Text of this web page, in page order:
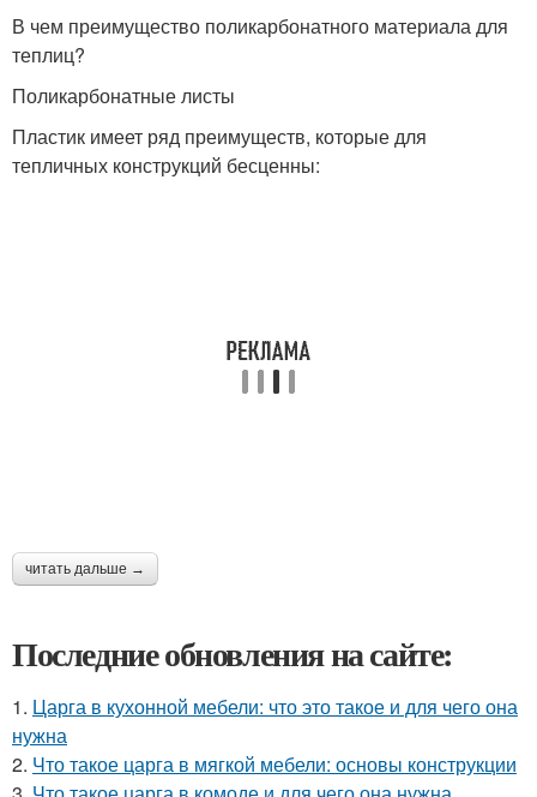
В чем преимущество поликарбонатного материала для
теплиц?
Поликарбонатные листы
Пластик имеет ряд преимуществ, которые для
тепличных конструкций бесценны:
читать дальше →
Последние обновления на сайте:
1. Царга в кухонной мебели: что это такое и для чего она
нужна
2. Что такое царга в мягкой мебели: основы конструкции